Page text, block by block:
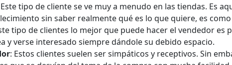
tipo de cliente se ve muy a menudo en las tiendas. Es
sin saber realmente qué es lo que quiere, es
tipo de clientes lo mejor que puede hacer el vendedor es
y verse interesado siempre dándole su debido espacio.
: Estos clientes suelen ser simpáticos y receptivos. Sin